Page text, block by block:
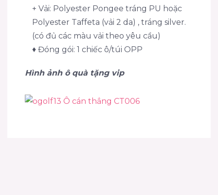
+ Vải: Polyester Pongee tráng PU hoặc
Polyester Taffeta (vải 2 da) , tráng silver.
(có đủ các màu vải theo yêu cầu)
♦ Đóng gói: 1 chiếc ô/túi OPP
Hình ảnh ô quà tặng vip